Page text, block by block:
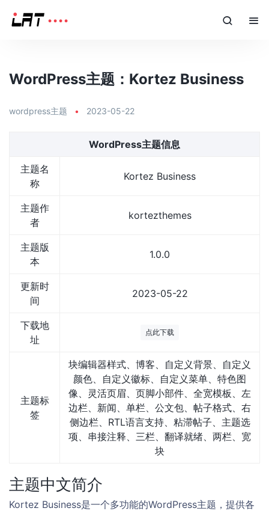
WordPress主题：Kortez Business
wordpress主题 • 2023-05-22
WordPress主题信息
主题名
称
Kortez Business
主题作
者
kortezthemes
主题版
本
1.0.0
更新时
间
2023-05-22
下载地
址
点此下载
主题标
签
块编辑器样式、博客、自定义背景、自定义
颜色、自定义徽标、自定义菜单、特色图
像、灵活页眉、页脚小部件、全宽模板、左
边栏、新闻、单栏、公文包、帖子格式、右
侧边栏、RTL语言支持、粘滞帖子、主题选
项、串接注释、三栏、翻译就绪、两栏、宽
块
主题中文简介
Kortez Business是一个多功能的WordPress主题，提供各